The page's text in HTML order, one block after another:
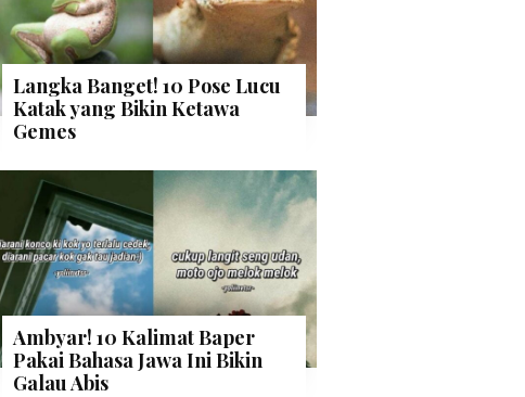
Langka Banget! 10 Pose Lucu
Katak yang Bikin Ketawa
Gemes
Ambyar! 10 Kalimat Baper
Pakai Bahasa Jawa Ini Bikin
Galau Abis